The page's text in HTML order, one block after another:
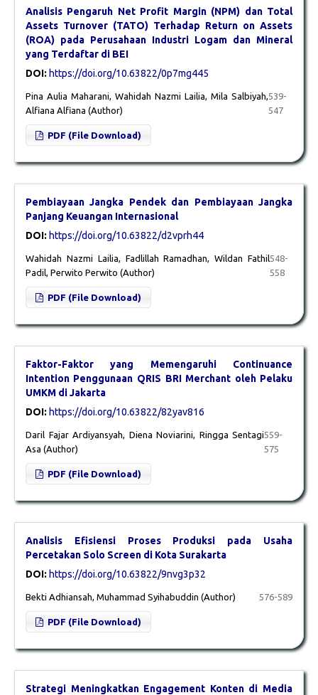
Analisis Pengaruh Net Profit Margin (NPM) dan Total
Assets Turnover (TATO) Terhadap Return on Assets
(ROA) pada Perusahaan Industri Logam dan Mineral
yang Terdaftar di BEI
DOI: https://doi.org/10.63822/0p7mg445
Pina Aulia Maharani, Wahidah Nazmi Lailia, Mila Salbiyah,
Alfiana Alfiana (Author)
539-
547
PDF (File Download)
Pembiayaan Jangka Pendek dan Pembiayaan Jangka
Panjang Keuangan Internasional
DOI: https://doi.org/10.63822/d2vprh44
Wahidah Nazmi Lailia, Fadlillah Ramadhan, Wildan Fathil
Padil, Perwito Perwito (Author)
548-
558
PDF (File Download)
Faktor-Faktor yang Memengaruhi Continuance
Intention Penggunaan QRIS BRI Merchant oleh Pelaku
UMKM di Jakarta
DOI: https://doi.org/10.63822/82yav816
Daril Fajar Ardiyansyah, Diena Noviarini, Ringga Sentagi
Asa (Author)
559-
575
PDF (File Download)
Analisis Efisiensi Proses Produksi pada Usaha
Percetakan Solo Screen di Kota Surakarta
DOI: https://doi.org/10.63822/9nvg3p32
Bekti Adhiansah, Muhammad Syihabuddin (Author) 576-589
PDF (File Download)
Strategi Meningkatkan Engagement Konten di Media